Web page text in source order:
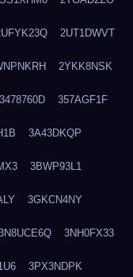
2UT1DWVT
2YKK8NSK
3478760D 357AGF1F
3A43DKQP
3BWP93L1
3GKCN4NY
3NH0FX33
3PX3NDPK